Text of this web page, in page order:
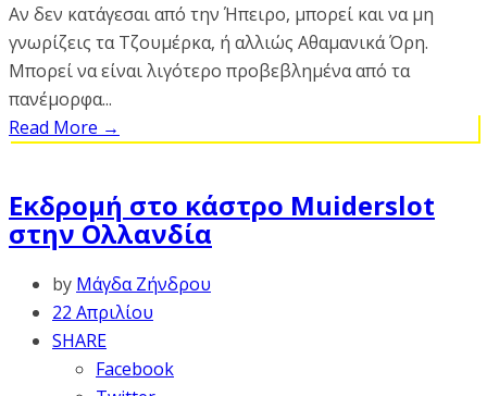
Αν δεν κατάγεσαι από την Ήπειρο, μπορεί και να μη
γνωρίζεις τα Τζουμέρκα, ή αλλιώς Αθαμανικά Όρη.
Μπορεί να είναι λιγότερο προβεβλημένα από τα
πανέμορφα...
Read More →
Εκδρομή στο κάστρο Muiderslot
στην Ολλανδία
by Μάγδα Ζήνδρου
22 Απριλίου
SHARE
Facebook